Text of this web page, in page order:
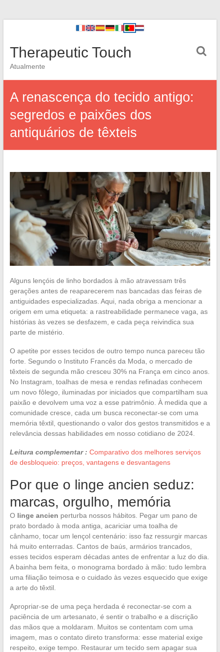
Therapeutic Touch
Atualmente
A renascença do tecido antigo:
segredos e paixões dos
antiquários de têxteis
Alguns lençóis de linho bordados à mão atravessam três
gerações antes de reaparecerem nas bancadas das feiras de
antiguidades especializadas. Aqui, nada obriga a mencionar a
origem em uma etiqueta: a rastreabilidade permanece vaga, as
histórias às vezes se desfazem, e cada peça reivindica sua
parte de mistério.
O apetite por esses tecidos de outro tempo nunca pareceu tão
forte. Segundo o Instituto Francês da Moda, o mercado de
têxteis de segunda mão cresceu 30% na França em cinco anos.
No Instagram, toalhas de mesa e rendas refinadas conhecem
um novo fôlego, iluminadas por iniciados que compartilham sua
paixão e devolvem uma voz a esse patrimônio. À medida que a
comunidade cresce, cada um busca reconectar-se com uma
memória têxtil, questionando o valor dos gestos transmitidos e a
relevância dessas habilidades em nosso cotidiano de 2024.
Leitura complementar : Comparativo dos melhores serviços
de desbloqueio: preços, vantagens e desvantagens
Por que o linge ancien seduz:
marcas, orgulho, memória
O linge ancien perturba nossos hábitos. Pegar um pano de
prato bordado à moda antiga, acariciar uma toalha de
cânhamo, tocar um lençol centenário: isso faz ressurgir marcas
há muito enterradas. Cantos de baús, armários trancados,
esses tecidos esperam décadas antes de enfrentar a luz do dia.
A bainha bem feita, o monograma bordado à mão: tudo lembra
uma filiação teimosa e o cuidado às vezes esquecido que exige
a arte do têxtil.
Apropriar-se de uma peça herdada é reconectar-se com a
paciência de um artesanato, é sentir o trabalho e a discrição
das mãos que a moldaram. Muitos se contentam com uma
imagem, mas o contato direto transforma: esse material exige
respeito, exige tempo. Restaurar um tecido sem apagar sua